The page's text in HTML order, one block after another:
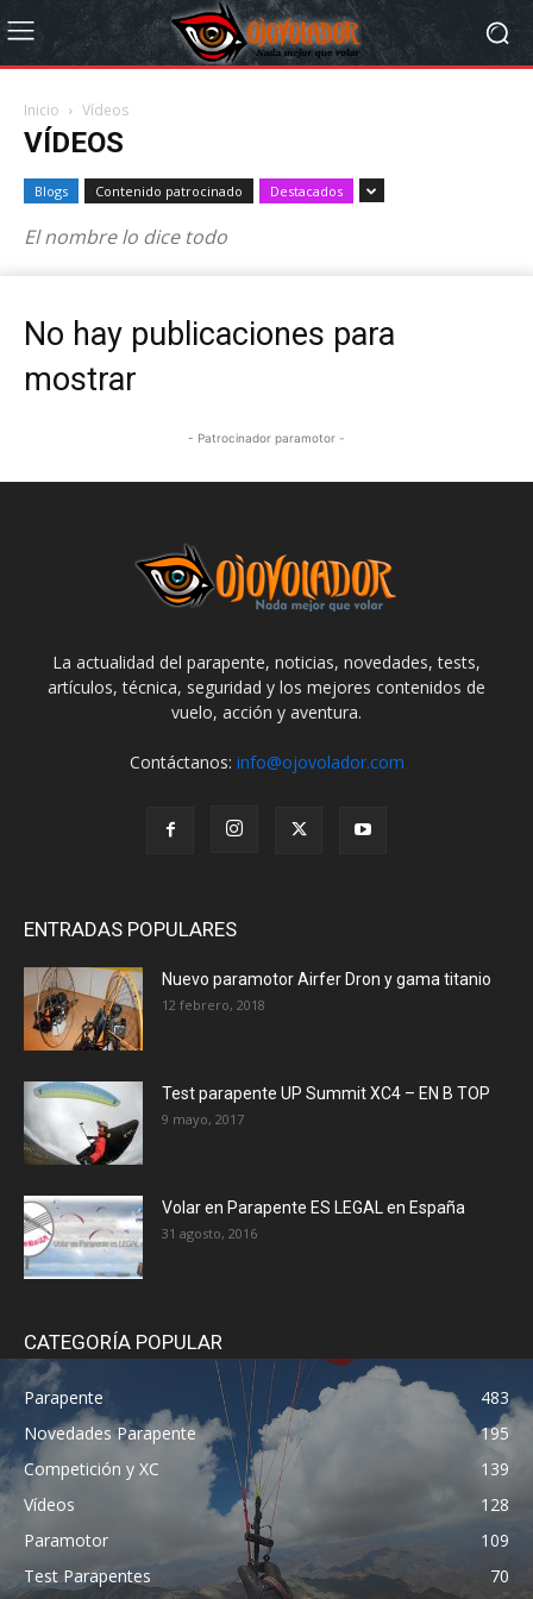
Inicio Vídeos
VÍDEOS
Blogs Contenido patrocinado Destacados
El nombre lo dice todo
No hay publicaciones para
mostrar
- Patrocinador paramotor -
La actualidad del parapente, noticias, novedades, tests,
artículos, técnica, seguridad y los mejores contenidos de
vuelo, acción y aventura.
Contáctanos: info@ojovolador.com
ENTRADAS POPULARES
Nuevo paramotor Airfer Dron y gama titanio
12 febrero, 2018
Test parapente UP Summit XC4 – EN B TOP
9 mayo, 2017
Volar en Parapente ES LEGAL en España
31 agosto, 2016
CATEGORÍA POPULAR
Parapente
483
Novedades Parapente
195
Competición y XC
139
Vídeos
128
Paramotor
109
Test Parapentes
70